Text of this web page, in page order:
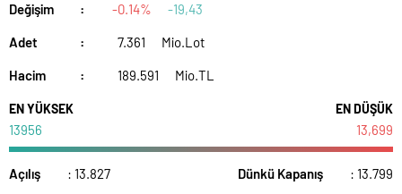
Değişim : -0.14% -19,43
Adet : 7.361 Mio.Lot
Hacim : 189.591 Mio.TL
EN YÜKSEK
13956
EN DÜŞÜK
13,699
Açılış : 13.827 Dünkü Kapanış : 13.799